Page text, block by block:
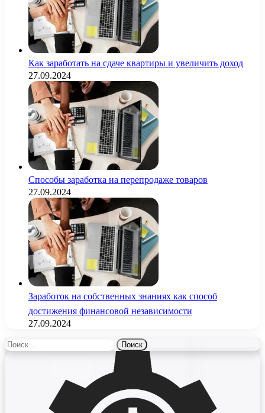
Как заработать на сдаче квартиры и увеличить доход
27.09.2024
Способы заработка на перепродаже товаров
27.09.2024
Заработок на собственных знаниях как способ
достижения финансовой независимости
27.09.2024
Найти: